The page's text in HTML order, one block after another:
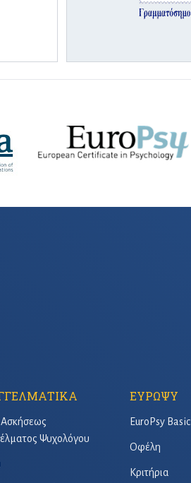
Ασκήσεως
Ψυχολόγου
ΕΥΡΩΨΥ
EuroPsy Basic
Οφέλη
Κριτήρια